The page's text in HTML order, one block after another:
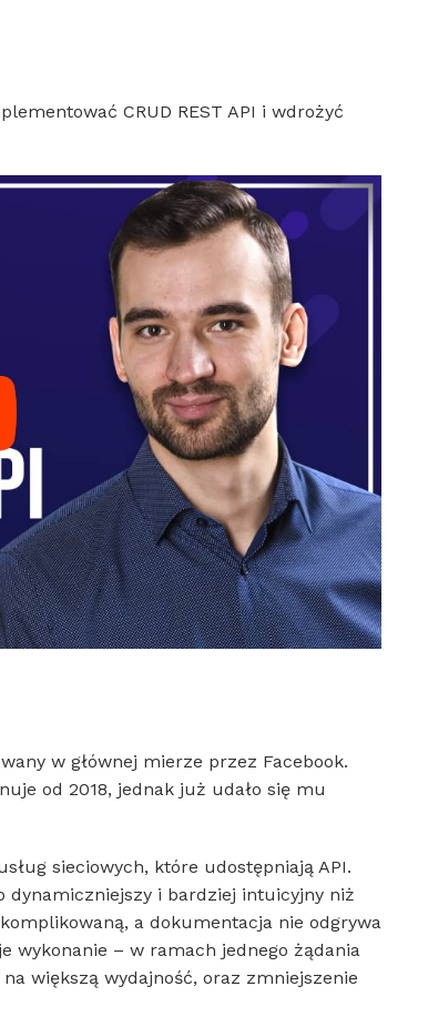
CRUD REST API i wdrożyć
w głównej mierze przez Facebook.
od 2018, jednak już udało się mu
sieciowych, które udostępniają API.
dynamiczniejszy i bardziej intuicyjny niż
a dokumentacja nie odgrywa
wykonanie – w ramach jednego żądania
większą wydajność, oraz zmniejszenie